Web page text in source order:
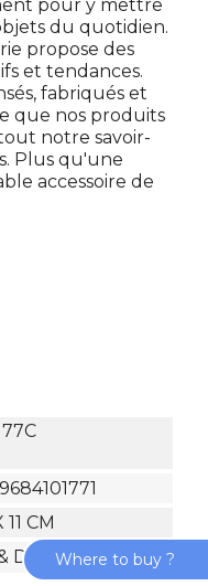
pour y mettre
du quotidien.
propose des
et tendances.
fabriqués et
que nos produits
notre savoir-
Plus qu'une
accessoire de
11 CM
Die Where to buy ?